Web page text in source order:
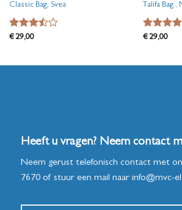
Classic Bag, Svea
Waardering
€29,00
Talifa Bag ,
Waardering
€29,00
Heeft u vragen? Neem contact
Neem gerust telefonisch contact met
7670of stuur een mail naar info@mvc-